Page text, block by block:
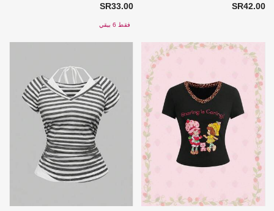
SR42.00
SR33.00
فقط 6 بيقي